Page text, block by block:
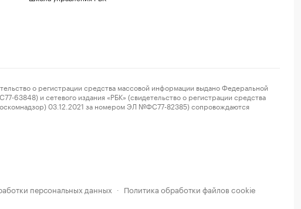
о регистрации средства массовой информации выдано Федеральной
и сетевого издания «РБК» (свидетельство о регистрации средства
03.12.2021 за номером ЭЛ №ФС77-82385) сопровождаются
персональных данных · Политика обработки файлов cookie